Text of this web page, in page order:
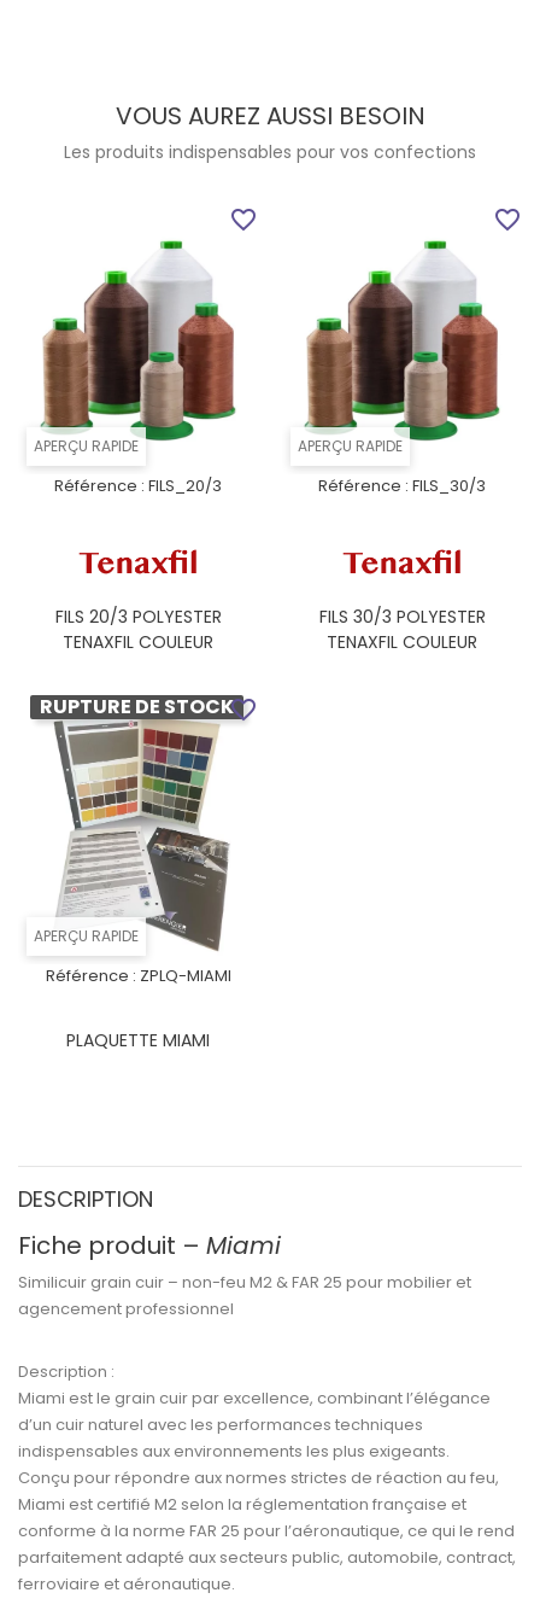
VOUS AUREZ AUSSI BESOIN
Les produits indispensables pour vos confections
APERÇU RAPIDE
Référence : FILS_20/3
FILS 20/3 POLYESTER
TENAXFIL COULEUR
favorite_border
APERÇU RAPIDE
Référence : FILS_30/3
FILS 30/3 POLYESTER
TENAXFIL COULEUR
favorite_border
APERÇU RAPIDE
RUPTURE DE STOCK
Référence : ZPLQ-MIAMI
PLAQUETTE MIAMI
favorite_border
DESCRIPTION
Fiche produit – Miami
Similicuir grain cuir – non-feu M2 & FAR 25 pour mobilier et
agencement professionnel
Description :
Miami est le grain cuir par excellence, combinant l’élégance
d’un cuir naturel avec les performances techniques
indispensables aux environnements les plus exigeants.
Conçu pour répondre auxnormes strictes de réaction au feu,
Miami est certifié M2 selon la réglementation française et
conforme à la norme FAR 25 pour l’aéronautique, ce qui le rend
parfaitement adapté aux secteurs public, automobile, contract,
ferroviaire et aéronautique.